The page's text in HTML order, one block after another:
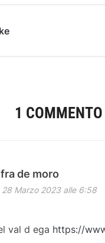
1 COMMENTO
fra de moro
28 Marzo 2023 alle 6:58
val d ega https://